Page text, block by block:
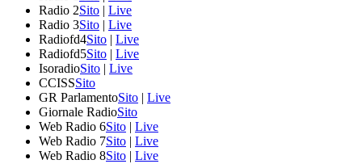
Radio 2Sito | Live
Radio 3Sito | Live
Radiofd4Sito | Live
Radiofd5Sito | Live
IsoradioSito | Live
CCISSSito
GR ParlamentoSito | Live
Giornale RadioSito
Web Radio 6Sito | Live
Web Radio 7Sito | Live
Web Radio 8Sito | Live